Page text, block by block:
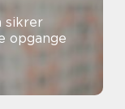
opgange